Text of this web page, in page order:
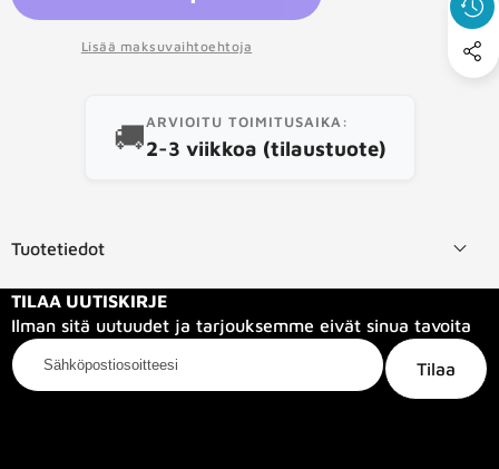
Lisää maksuvaihtoehtoja
🚚ARVIOITU TOIMITUSAIKA:
2-3 viikkoa (tilaustuote)
Tuotetiedot
TILAA UUTISKIRJE
Ilman sitä uutuudet ja tarjouksemme eivät sinua tavoita
Sähköpostiosoitteesi
Tilaa